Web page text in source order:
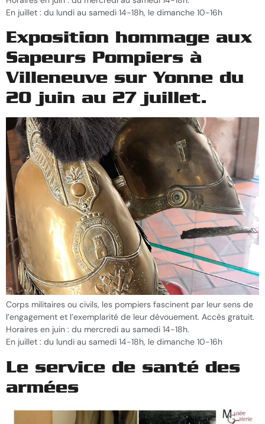
En juillet : du lundi au samedi 14-18h, le dimanche 10-16h
Exposition hommage aux
Sapeurs Pompiers à
Villeneuve sur Yonne du
20 juin au 27 juillet.
Corps militaires ou civils, les pompiers fascinent par leur sens de
l’engagement et l’exemplarité de leur dévouement. Accès gratuit.
Horaires en juin : du mercredi au samedi 14-18h.
En juillet : du lundi au samedi 14-18h, le dimanche 10-16h
Le service de santé des
armées